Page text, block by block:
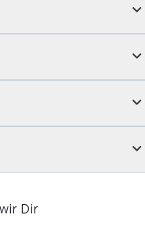
Dir